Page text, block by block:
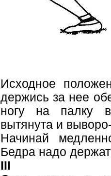
Исходное
держись за нее
ногу на палку
вытянута и
Начинай
Бедра надо
III